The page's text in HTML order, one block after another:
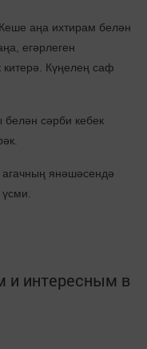
аңа ихтирам белән
егәрлеген
китерә. Күңелең саф
сәрби кебек
янәшәсендә
интересным в